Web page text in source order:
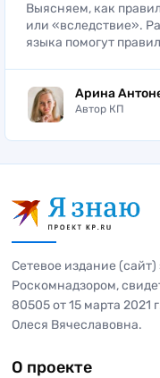
Выясняем, как
или «вследствие».
языка помогут
Арина
Автор КП
Сетевое издание
Роскомнадзором,
80505 от 15 марта 2021
Олеся Вячеславовна.
О проекте